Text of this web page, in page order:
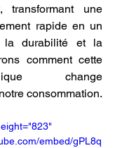
transformant une
rapide en un
la durabilité et la
comment cette
change
consommation.
embed/gPL8q